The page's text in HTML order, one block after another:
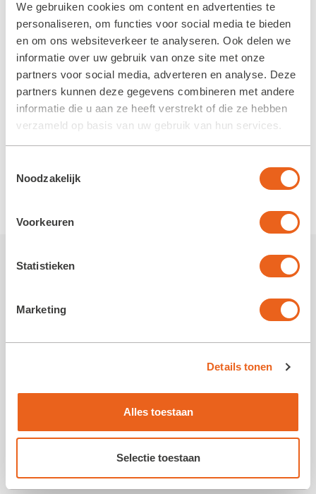
We gebruiken cookies om content en advertenties te
personaliseren, om functies voor social media te bieden
en om ons websiteverkeer te analyseren. Ook delen we
informatie over uw gebruik van onze site met onze
partners voor social media, adverteren en analyse. Deze
partners kunnen deze gegevens combineren met andere
informatie die u aan ze heeft verstrekt of die ze hebben
verzameld op basis van uw gebruik van hun services.
Noodzakelijk
Voorkeuren
Statistieken
Marketing
Details tonen
Alles toestaan
Selectie toestaan
Menning,
0521-381541 of via de mail bij Bibiane Ros,
B.Ros@noorderboog.nl Graag bij opgave uw
naam, telefoonnummer en woonplaats
vermelden!!
Belangrijk: U dient zelf voor vervoer te
zorgen!!
Meer nieuws van de Koloniën
Volg ons op social media